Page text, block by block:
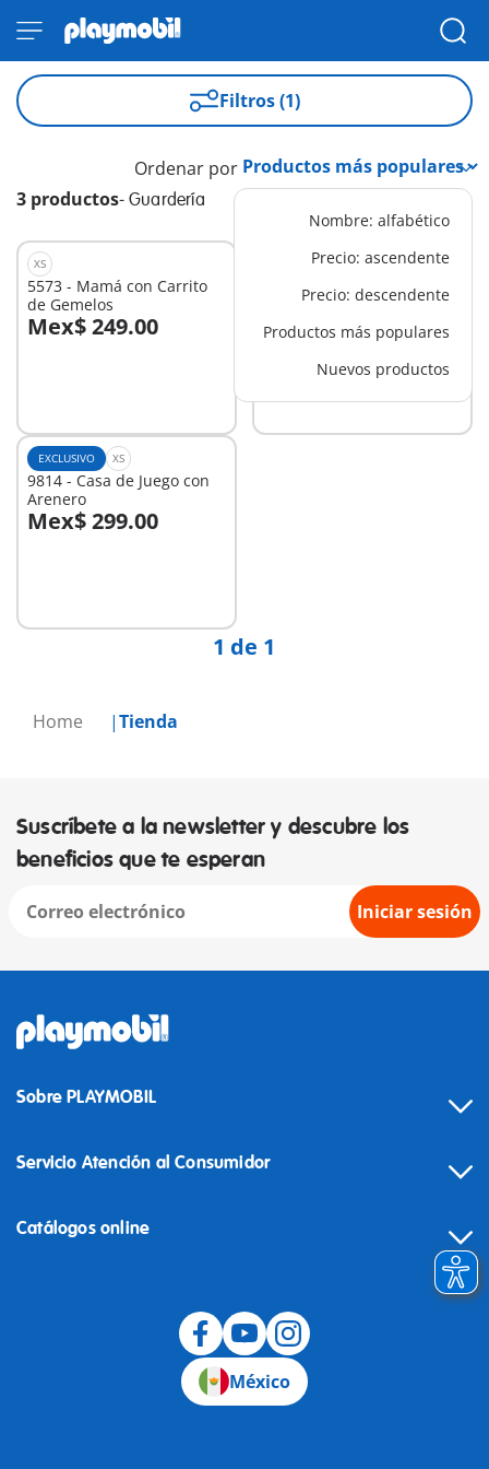
Home Tienda
Filtros (1)
3 productos- Guardería
Ordenar por
Nombre: alfabético
Precio: ascendente
Precio: descendente
Productos más populares
Nuevos productos
XS
5573 - Mamá con Carrito
de Gemelos
Mex$ 249.00
A la cesta
EXCLUSIVO XS
4686 - Mi primer día de
Mex$ 125.00
A la cesta
EXCLUSIVO XS
9814 - Casa de Juego con
Arenero
Mex$ 299.00
A la cesta
1 de 1
Suscríbete a la newsletter y descubre los
beneficios que te esperan
Iniciar sesión
Sobre PLAYMOBIL
Servicio Atención al Consumidor
Catálogos online
México